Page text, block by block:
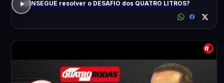
CONSEGUE resolver o DESAFIO dos QUATRO LITROS?